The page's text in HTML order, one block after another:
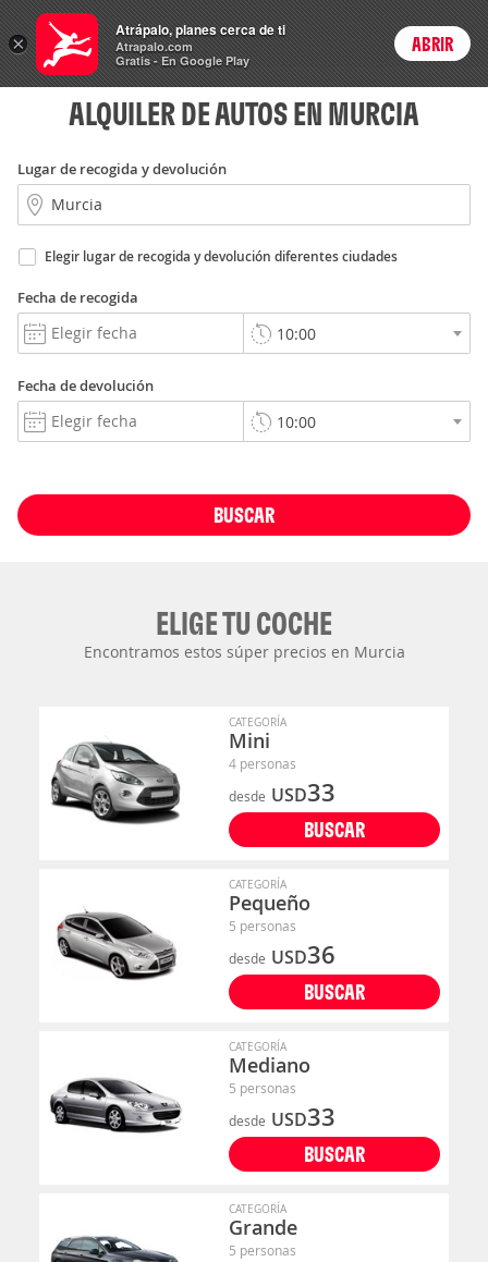
Rent
a Car Login
ALQUILER DE AUTOS EN MURCIA
Lugar de recogida y devolución
Elegir lugar de recogida y devolución diferentes ciudades
Fecha de recogida
Fecha de devolución
BUSCAR
ELIGE TU COCHE
Encontramos estos súper precios en Murcia
CATEGORÍA
Mini
4 personas
desde USD33
BUSCAR
CATEGORÍA
Pequeño
5 personas
desde USD36
BUSCAR
CATEGORÍA
Mediano
5 personas
desde USD33
BUSCAR
CATEGORÍA
Grande
5 personas
×
Atrápalo, planes cerca de ti
Atrapalo.com
Gratis - En Google Play
ABRIR